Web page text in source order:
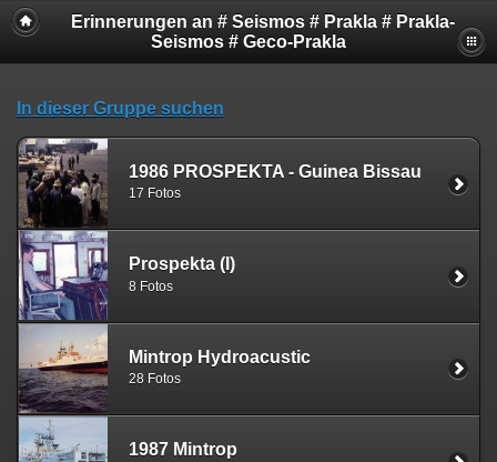
Erinnerungen an # Seismos # Prakla # Prakla-
Seismos # Geco-Prakla
In dieser Gruppe suchen
1986 PROSPEKTA - Guinea Bissau
17 Fotos
Prospekta (I)
8 Fotos
Mintrop Hydroacustic
28 Fotos
1987 Mintrop